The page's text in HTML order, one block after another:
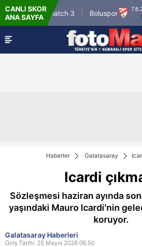
CANLI SKOR
ANA SAYFA
Winner Match 3 Boluspor
Haberler Galatasaray
Icardi
Sözleşmesi haziran ayında
yaşındaki Mauro Icardi'nin
koruyor.
Galatasaray Haberleri
Giriş Tarihi: 25 Mayıs 2026 06:50